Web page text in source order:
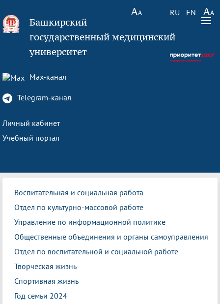
RU EN
Башкирский
государственный медицинский
университет
Max-канал
Telegram-канал
Личный кабинет
Учебный портал
Воспитательная и социальная работа
Отдел по культурно-массовой работе
Управление по информационной политике
Общественные объединения и органы самоуправления
Отдел по воспитательной и социальной работе
Творческая жизнь
Спортивная жизнь
Год семьи 2024